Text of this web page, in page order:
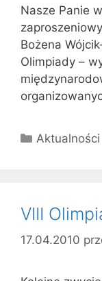
Nasze Panie
Bożena
Olimpiady –
Kategorie
Aktualności
VIII
17.04.2010